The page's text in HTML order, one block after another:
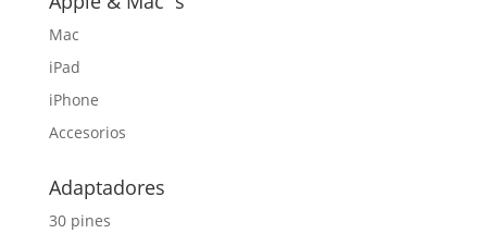
Mac
iPad
iPhone
Accesorios
Adaptadores
30 pines